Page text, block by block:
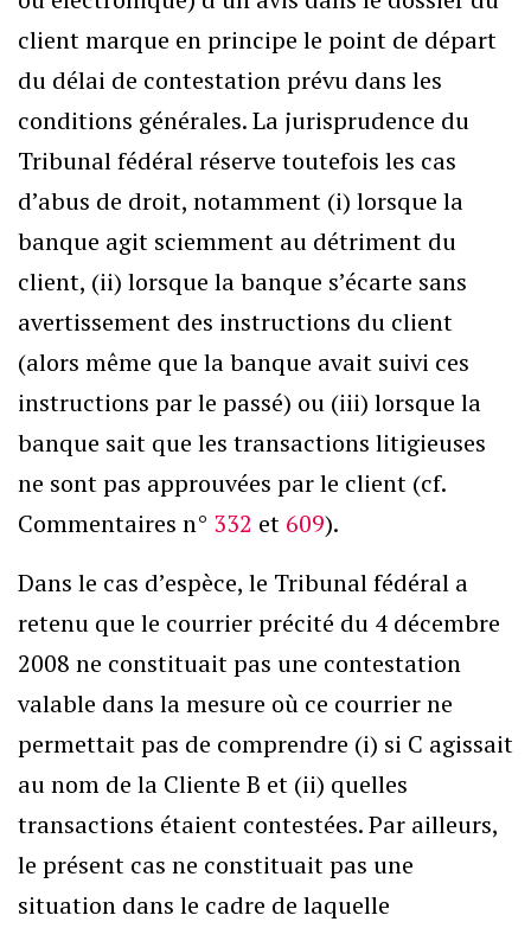
client marque en principe le point de départ
du délai de contestation prévu dans les
conditions générales. La jurisprudence du
Tribunal fédéral réserve toutefois les cas
d’abus de droit, notamment (i) lorsque la
banque agit sciemment au détriment du
client, (ii) lorsque la banque s’écarte sans
avertissement des instructions du client
(alors même que la banque avait suivi ces
instructions par le passé) ou (iii) lorsque la
banque sait que les transactions litigieuses
ne sont pas approuvées par le client (cf.
Commentaires n° 332 et 609).
Dans le cas d’espèce, le Tribunal fédéral a
retenu que le courrier précité du 4 décembre
2008 ne constituait pas une contestation
valable dans la mesure où ce courrier ne
permettait pas de comprendre (i) si C agissait
au nom de la Cliente B et (ii) quelles
transactions étaient contestées. Par ailleurs,
le présent cas ne constituait pas une
situation dans le cadre de laquelle